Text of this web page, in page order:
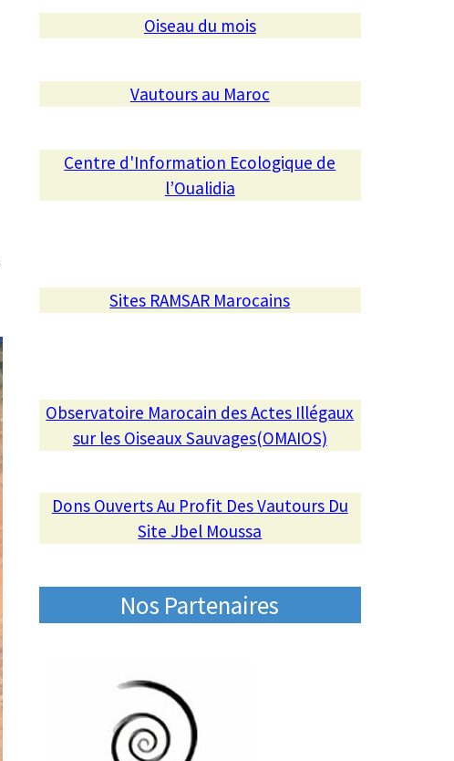
Oiseau du mois
Vautours au Maroc
Centre d'Information Ecologique de
l’Oualidia
Sites RAMSAR Marocains
Observatoire Marocain des Actes Illégaux
sur les Oiseaux Sauvages(OMAIOS)
Dons Ouverts Au Profit Des Vautours Du
Site Jbel Moussa
Nos Partenaires